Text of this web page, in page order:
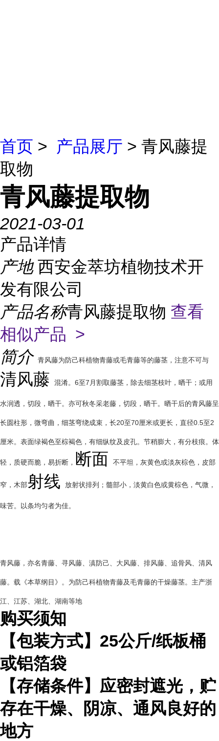
首页 > 产品展厅 > 青风藤提
取物
青风藤提取物
2021-03-01
产品详情
产地 西安金萃坊植物技术开
发有限公司
产品名称青风藤提取物 查看
相似产品 >
简介 青风藤为防己科植物青藤或毛青藤等的藤茎，注意不可与
清风藤 混淆。6至7月割取藤茎，除去细茎枝叶，晒干；或用
水润透，切段，晒干。亦可秋冬采老藤，切段，晒干。晒干后的青风藤呈
长圆柱形，微弯曲，细茎弯绕成束，长20至70厘米或更长，直径0.5至2
厘米。表面绿褐色至棕褐色，有细纵纹及皮孔。节稍膨大，有分枝痕。体
轻，质硬而脆，易折断， 断面 不平坦，灰黄色或淡灰棕色，皮部
窄，木部射线 放射状排列；髓部小，淡黄白色或黄棕色，气微，
味苦。以条均匀者为佳。
青风藤，亦名青藤、寻风藤、滇防己、大风藤、排风藤、追骨风、清风
藤。载《本草纲目》。为防己科植物青藤及毛青藤的干燥藤茎。主产浙
江、江苏、湖北、湖南等地
购买须知
【包装方式】 25公斤/纸板桶
或铝箔袋
【存储条件】应密封遮光，贮
存在干燥、阴凉、通风良好的
地方